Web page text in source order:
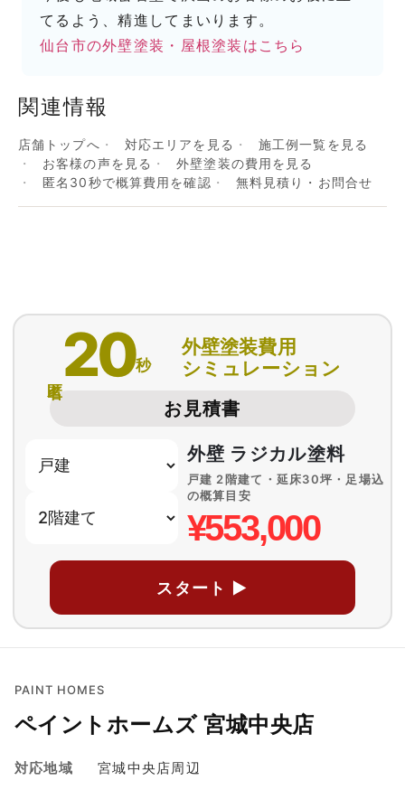
てるよう、精進してまいります。
仙台市の外壁塗装・屋根塗装はこちら
関連情報
店舗トップへ 対応エリアを見る
施工例一覧を見る
お客様の声を見る
外壁塗装の費用を見る
匿名30秒で概算費用を確認
無料見積り・お問合せ
20秒
外壁塗装費用
シミュレーション
お見積書
外壁 ラジカル塗料
戸建 2階建て・延床30坪・足場込
の概算目安
¥553,000
スタート ▶
PAINT HOMES
ペイントホームズ 宮城中央店
対応地域
宮城中央店周辺